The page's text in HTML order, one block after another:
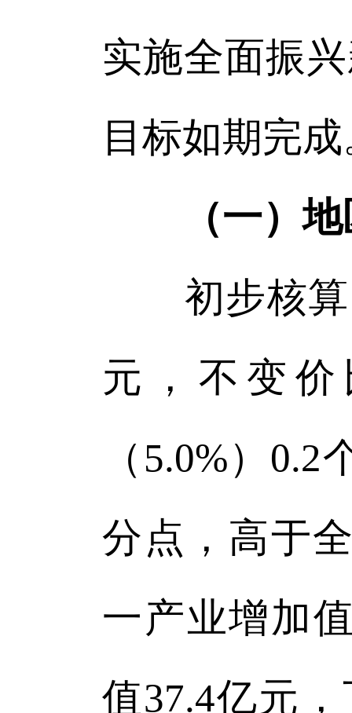
实施全面振
目标如期完
（一）
初步核算
元，不变价
（5.0%）
分点，高于
一产业增加
值37.4亿元